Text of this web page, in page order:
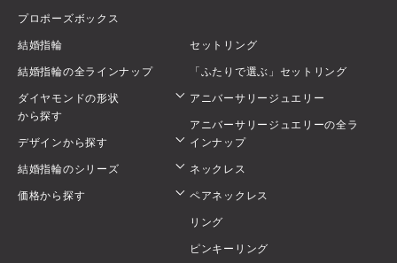
プロポーズボックス
結婚指輪
結婚指輪の全ラインナップ
ダイヤモンドの形状
から探す
デザインから探す
結婚指輪のシリーズ
価格から探す
セットリング
「ふたりで選ぶ」セットリング
アニバーサリージュエリー
アニバーサリージュエリーの全ラ
インナップ
ネックレス
ペアネックレス
リング
ピンキーリング